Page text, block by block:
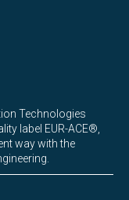
Technologies
label EUR-ACE®,
way with the